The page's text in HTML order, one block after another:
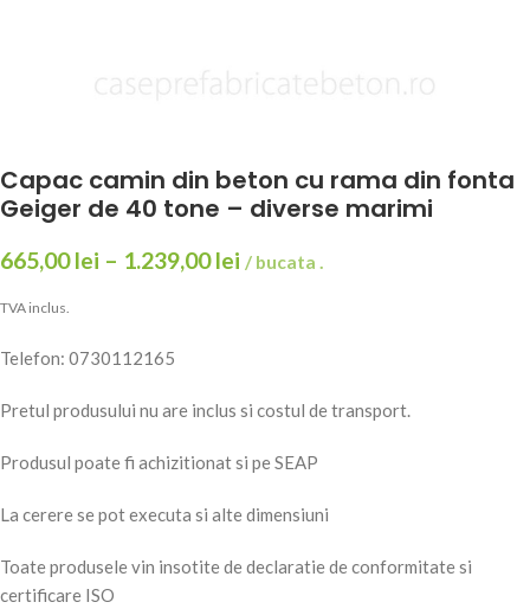
Capac camin din beton cu rama din fonta
Geiger de 40 tone – diverse marimi
665,00lei – 1.239,00lei / bucata .
TVA inclus.
Telefon: 0730112165
Pretul produsului nu are inclus si costul de transport.
Produsul poate fi achizitionat si pe SEAP
La cerere se pot executa si alte dimensiuni
Toate produsele vin insotite de declaratie de conformitate si
certificare ISO